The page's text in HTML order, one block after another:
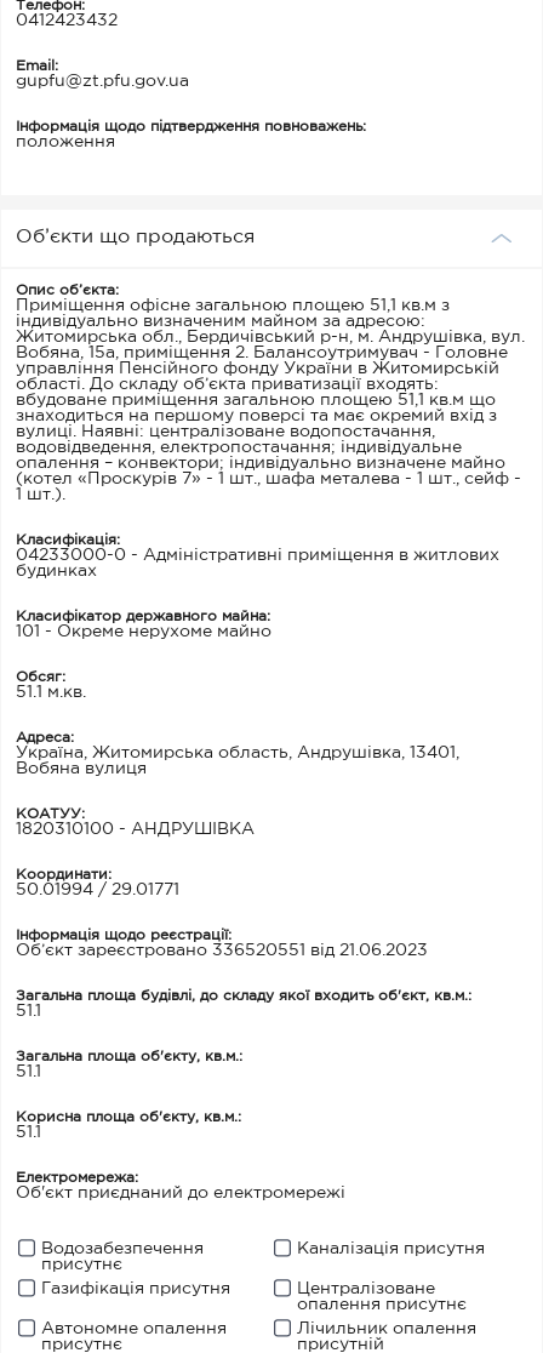
Телефон:
0412423432
Email:
gupfu@zt.pfu.gov.ua
Інформація щодо підтвердження повноважень:
положення
Об’єкти що продаються
Опис об’єкта:
Приміщення офісне загальною площею 51,1 кв.м з
індивідуально визначеним майном за адресою:
Житомирська обл., Бердичівський р-н, м. Андрушівка, вул.
Вобяна, 15а, приміщення 2. Балансоутримувач - Головне
управління Пенсійного фонду України в Житомирській
області. До складу об’єкта приватизації входять:
вбудоване приміщення загальною площею 51,1 кв.м що
знаходиться на першому поверсі та має окремий вхід з
вулиці. Наявні: централізоване водопостачання,
водовідведення, електропостачання; індивідуальне
опалення – конвектори; індивідуально визначене майно
(котел «Проскурів 7» - 1 шт., шафа металева - 1 шт., сейф -
1 шт.).
Класифікація:
04233000-0 - Адміністративні приміщення в житлових
будинках
Класифікатор державного майна:
101 - Окреме нерухоме майно
Обсяг:
51.1 м.кв.
Адреса:
Україна, Житомирська область, Андрушівка, 13401,
Вобяна вулиця
КОАТУУ:
1820310100 - АНДРУШІВКА
Координати:
50.01994 / 29.01771
Інформація щодо реєстрації:
Об’єкт зареєстровано 336520551 від 21.06.2023
Загальна площа будівлі, до складу якої входить об'єкт, кв.м.:
51.1
Загальна площа об'єкту, кв.м.:
51.1
Корисна площа об'єкту, кв.м.:
51.1
Електромережа:
Об'єкт приєднаний до електромережі
Водозабезпечення
присутнє
Каналізація присутня
Газифікація присутня
Централізоване
опалення присутнє
Автономне опалення
присутнє
Лічильник опалення
присутній